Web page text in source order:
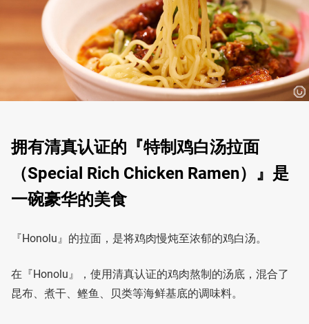
拥有清真认证的『特制鸡白汤拉面
（Special Rich Chicken Ramen）』是
一碗豪华的美食
『Honolu』的拉面，是将鸡肉慢炖至浓郁的鸡白汤。
在『Honolu』，使用清真认证的鸡肉熬制的汤底，混合了
昆布、煮干、鲣鱼、贝类等海鲜基底的调味料。